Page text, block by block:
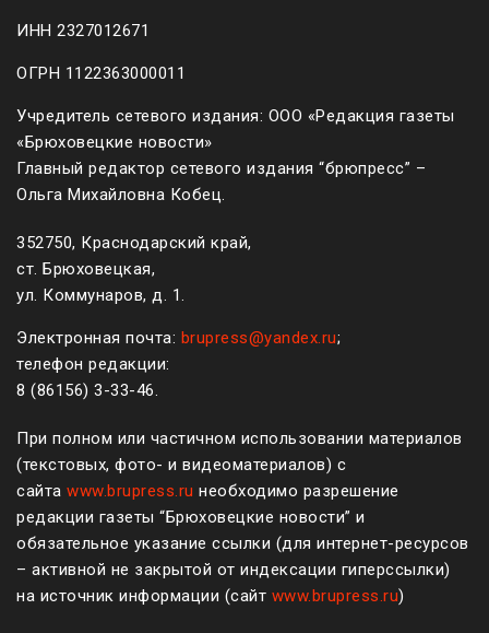
ИНН 2327012671
ОГРН 1122363000011
Учредитель сетевого издания: ООО «Редакция газеты
«Брюховецкие новости»
Главный редактор сетевого издания “брюпресс” –
Ольга Михайловна Кобец.
352750, Краснодарский край,
ст. Брюховецкая,
ул. Коммунаров, д. 1.
Электронная почта: brupress@yandex.ru;
телефон редакции:
8 (861 56) 3-33-46.
При полном или частичном использовании материалов
(текстовых, фото- и видеоматериалов) с
сайта www.brupress.ru необходимо разрешение
редакции газеты “Брюховецкие новости” и
обязательное указание ссылки (для интернет-ресурсов
– активной не закрытой от индексации гиперссылки)
на источник информации (сайт www.brupress.ru)